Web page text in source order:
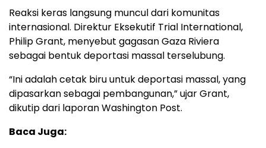
Reaksi keras langsung muncul dari komunitas
internasional. Direktur Eksekutif Trial International,
Philip Grant, menyebut gagasan Gaza Riviera
sebagai bentuk deportasi massal terselubung.
“Ini adalah cetak biru untuk deportasi massal, yang
dipasarkan sebagai pembangunan,” ujar Grant,
dikutip dari laporan Washington Post.
Baca Juga: